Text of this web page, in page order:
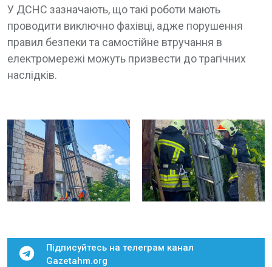
У ДСНС зазначають, що такі роботи мають
проводити виключно фахівці, адже порушення
правил безпеки та самостійне втручання в
електромережі можуть призвести до трагічних
наслідків.
Підписуйтесь на телеграм канал
Gazetahm.org